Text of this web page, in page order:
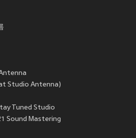
Studio Antenna)
Tuned Studio
Sound Mastering